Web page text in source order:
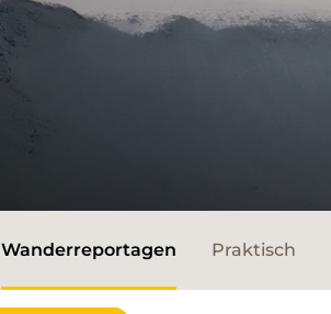
Wanderreportagen Praktisch